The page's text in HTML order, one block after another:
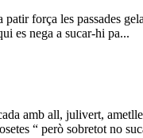
força les passades
es nega a sucar-hi pa...
amb all, julivert,
“ però sobretot no